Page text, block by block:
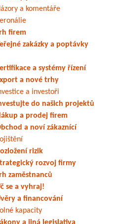
a komentáře
firem
zakázky a poptávky
a systémy řízení
a nové trhy
a investoři
do našich projektů
a prodej firem
a noví zákaznící
rizik
rozvoj firmy
zaměstnanců
se a vyhraj!
a financování
kapacity